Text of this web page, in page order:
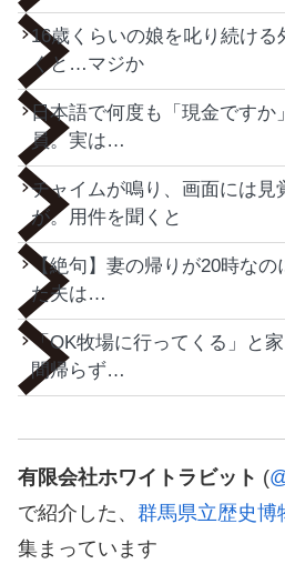
16歳くらいの娘を叱り続ける
くと…マジか
日本語で何度も「現金ですか
員。実は…
チャイムが鳴り、画面には見
が。用件を聞くと
【絶句】妻の帰りが20時なの
た夫は…
「OK牧場に行ってくる」と
間帰らず…
有限会社ホワイトラビット (
で紹介した、 群馬県立歴史博
集まっています